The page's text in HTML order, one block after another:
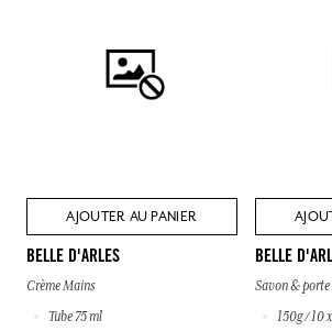
AJOUTER AU PANIER
BELLE D'ARLES
Crème Mains
Tube 75 ml
BELLE
Savon & porte
150g / 10